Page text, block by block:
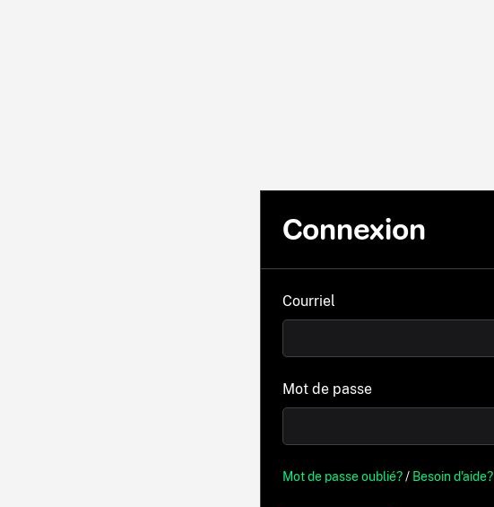
Connexion
Courriel
Mot de passe
Mot de passe oublié?/ Besoin d'aide?